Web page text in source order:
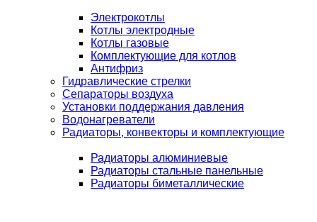
Электрокотлы
Котлы электродные
Котлы газовые
Комплектующие для котлов
Антифриз
Гидравлические стрелки
Сепараторы воздуха
Установки поддержания давления
Водонагреватели
Радиаторы, конвекторы и комплектующие
Радиаторы алюминиевые
Радиаторы стальные панельные
Радиаторы биметаллические